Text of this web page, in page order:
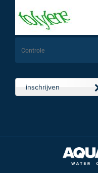
inschrijven